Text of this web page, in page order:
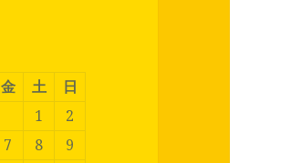
金 土 日
1
2
7 8
9